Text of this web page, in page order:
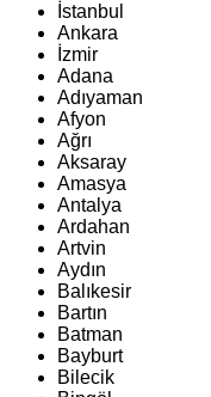
İstanbul
Ankara
İzmir
Adana
Adıyaman
Afyon
Ağrı
Aksaray
Amasya
Antalya
Ardahan
Artvin
Aydın
Balıkesir
Bartın
Batman
Bayburt
Bilecik